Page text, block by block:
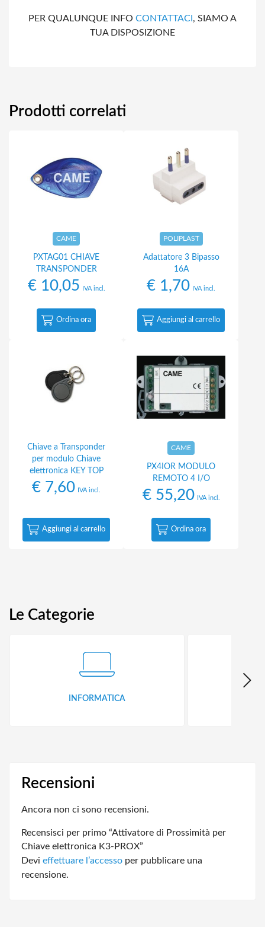
PER QUALUNQUE INFO CONTATTACI , SIAMO A
TUA DISPOSIZIONE
Prodotti correlati
CAME
PXTAG01 CHIAVE
TRANSPONDER
€10,05 IVA incl.
Ordina ora
POLIPLAST
Adattatore 3 Bipasso
16A
€ 1,70 IVA incl.
Aggiungi al carrello
Chiave a Transponder
per modulo Chiave
elettronica KEY TOP
€ 7,60 IVA incl.
Aggiungi al carrello
CAME
PX4IOR MODULO
REMOTO 4 I/O
€55,20 IVA incl.
Ordina ora
Le Categorie
INFORMATICA
Recensioni
Ancora non ci sono recensioni.
Recensisci per primo “Attivatore di Prossimità per
Chiave elettronica K3-PROX”
Devi effettuare l’accesso per pubblicare una
recensione.